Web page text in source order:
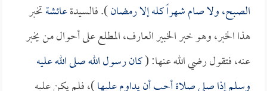
الصبح، ولا صام شهراً كله إلا رمضان). فالسيدةعائشةتخبر
هذا الخبر، وهو خبر الخبير العارف، المطلع على أحوال من يخبر
عنه، فتقول رضي الله عنها: (كان رسول الله صلى الله عليه